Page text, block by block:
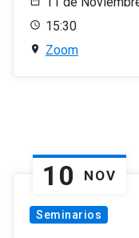
15:30
Zoom
10 NOV
Seminarios